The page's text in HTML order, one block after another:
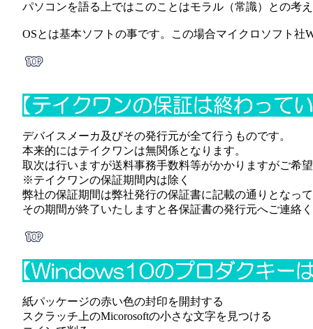
パソコンを語る上ではこのことはモラル（常識）との考
OSとは基本ソフトの事です。この場合マイクロソフト社
デバイスメーカ及びその発行元が全て行うものです。
本来的にはテイクワンは無関係となります。
取次は行いますが送料事務手数料等がかかりますがご希
※テイクワンの保証期間内は除く
弊社の保証期間は弊社発行の保証書に記載の通りとなっ
その期間が終了いたしますと各保証書の発行元へご連絡
紙パッケージの赤い色の封印を開封する
スクラッチ上のMicorosoftの小さな文字を見つける